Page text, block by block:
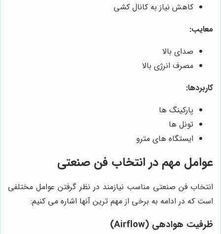
کاهش نیاز به کانال کشی
معایب:
صدای بالا
مصرف انرژی بالا
کاربردها:
پارکینگ ها
تونل ها
ایستگاه های مترو
عوامل مهم در انتخاب فن صنعتی
انتخاب فن صنعتی مناسب نیازمند در نظر گرفتن عوامل مختلفی
است که در ادامه به برخی از مهم ترین آنها اشاره می کنیم:
ظرفیت هوادهی (Airflow)